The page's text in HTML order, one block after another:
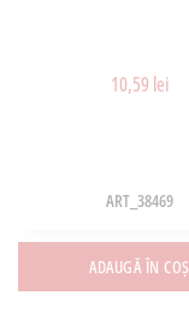
10,59 lei
ART_38469
ADAUGĂ ÎN COȘ